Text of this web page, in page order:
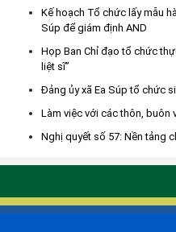
Kế hoạch Tổ chức lấy mẫu
Súp để giám định AND
Họp Ban Chỉ đạo tổ chức
liệt sĩ”
Đảng ủy xã Ea Súp tổ chức
Làm việc với các thôn, buôn
Nghị quyết số 57: Nền tảng